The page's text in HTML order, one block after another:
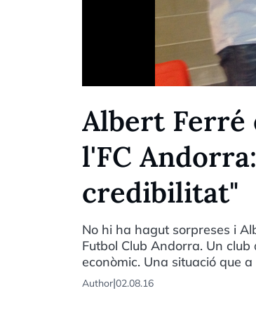
Albert Ferré
l'FC
credibilitat"
No hi ha hagut sorpreses i
Futbol Club Andorra. Un
econòmic. Una situació que
Author|02.08.16